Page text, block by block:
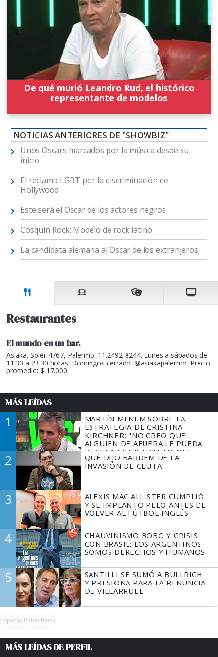
De qué murió Leandro Rud, el histórico
representante de modelos
NOTICIAS ANTERIORES DE "SHOWBIZ"
Unos Oscars marcados por la música desde su
inicio
El reclamo LGBT por la discriminación de
Hollywood
Este será el Oscar de los actores negros
Cosquín Rock: Modelo de rock latino
La candidata alemana al Oscar de los extranjeros
Restaurantes
El mundo en un bar.
Asiaka. Soler 4767, Palermo. 11.2492-8244. Lunes a sábados de
11.30 a 23.30 horas. Domingos cerrado. @asiakapalermo. Precio
promedio: $ 17.000.
MÁS LEÍDAS
1
MARTÍN MENEM SOBRE LA
ESTRATEGIA DE CRISTINA
KIRCHNER: "NO CREO QUE
ALGUIEN DE AFUERA LE PUEDA
DECIR A LA JUSTICIA LO QUE
TIENE QUE HACER"
2
QUÉ DIJO BARDEM DE LA
INVASIÓN DE CEUTA
3
ALEXIS MAC ALLISTER CUMPLIÓ
Y SE IMPLANTÓ PELO ANTES DE
VOLVER AL FÚTBOL INGLÉS
4
CHAUVINISMO BOBO Y CRISIS
CON BRASIL: LOS ARGENTINOS
SOMOS DERECHOS Y HUMANOS
5
SANTILLI SE SUMÓ A BULLRICH
Y PRESIONA PARA LA RENUNCIA
DE VILLARRUEL
Espacio Publicitario
MÁS LEÍDAS DE PERFIL